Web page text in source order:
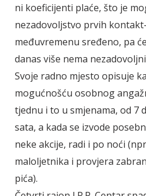
ni koeficijenti plaće, što je
nezadovoljstvo prvih
međuvremenu sređeno, pa
danas više nema
Svoje radno mjesto opisuje
mogućnošću osobnog
tjednu i to u smjenama, od 7
sata, a kada se izvode
neke akcije, radi i po noći
maloljetnika i provjera
pića).